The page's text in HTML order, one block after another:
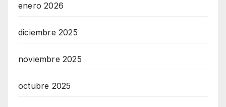
enero 2026
diciembre 2025
noviembre 2025
octubre 2025